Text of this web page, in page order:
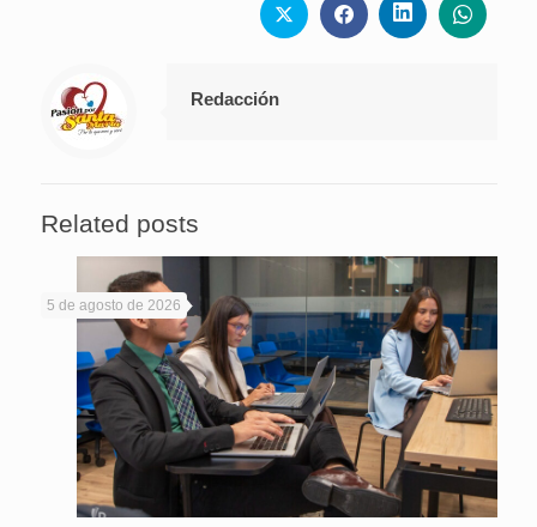
Redacción
Related posts
5 de agosto de 2026